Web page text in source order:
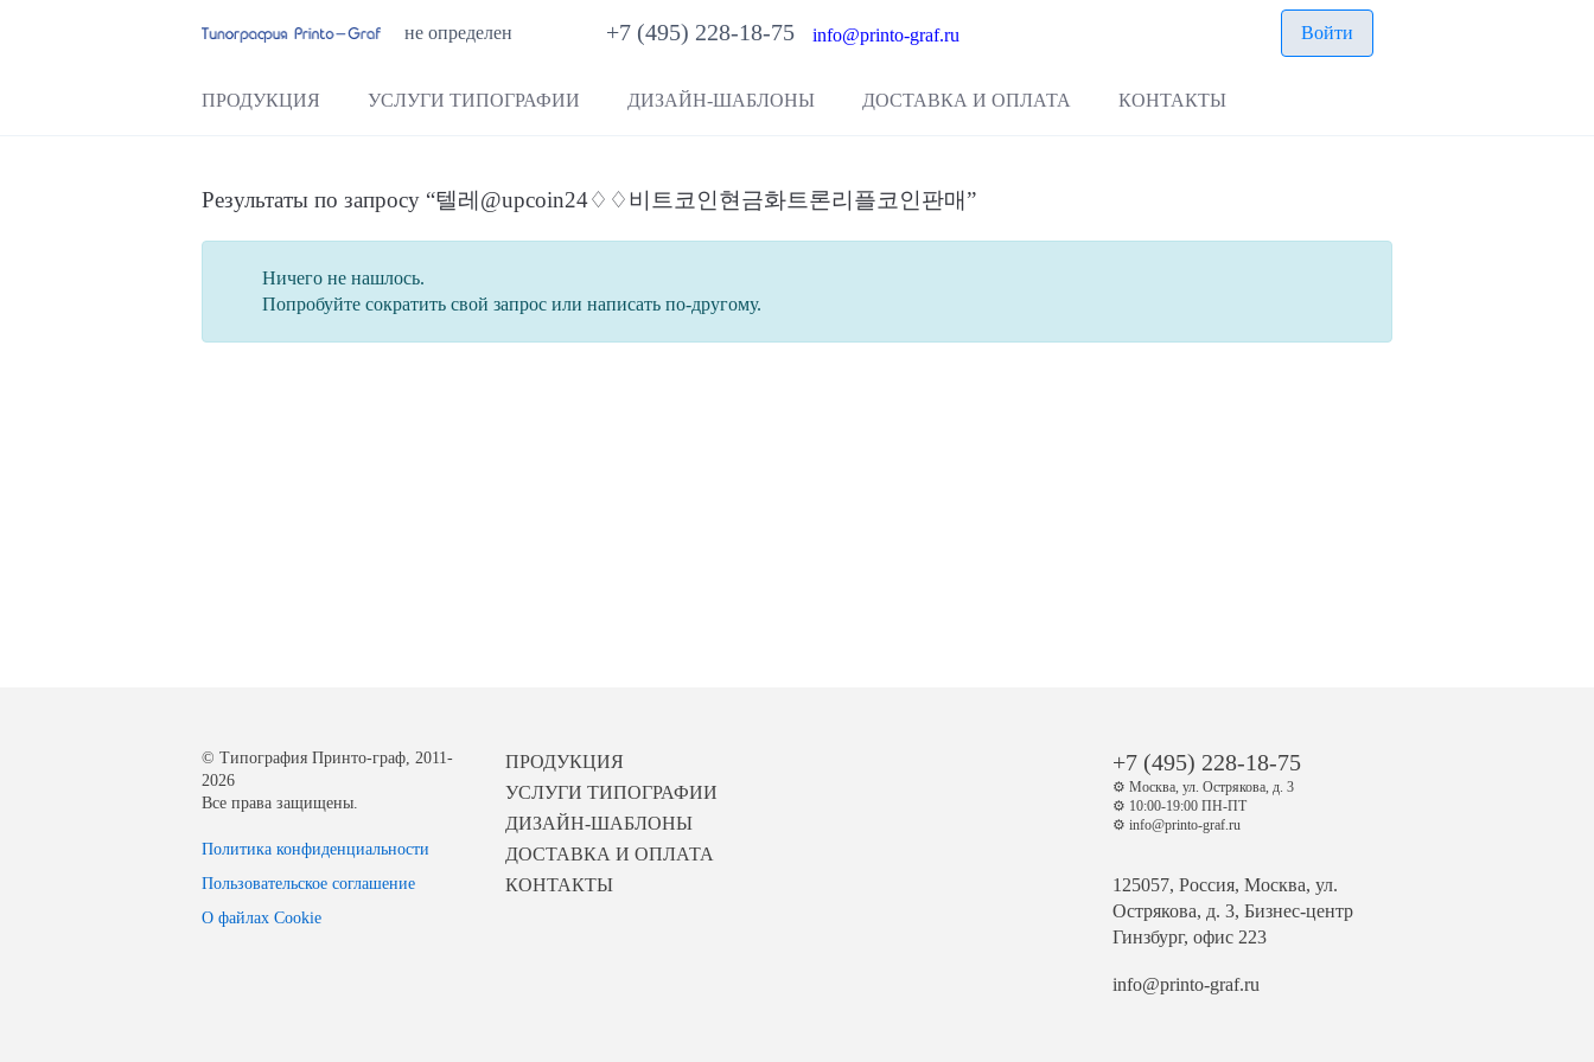
не определен +7 (495) 228-18-75info@printo-graf.ru Войти
ПРОДУКЦИЯ УСЛУГИ ТИПОГРАФИИ ДИЗАЙН-ШАБЛОНЫ ДОСТАВКА И ОПЛАТА КОНТАКТЫ
Результаты по запросу “텔레@upcoin24♢♢비트코인현금화트론리플코인판매”
Ничего не нашлось.
Попробуйте сократить свой запрос или написать по-другому.
© Типография Принто-граф, 2011-
2026
Все права защищены.
Политика конфиденциальности
Пользовательское соглашение
О файлах Cookie
ПРОДУКЦИЯ
УСЛУГИ ТИПОГРАФИИ
ДИЗАЙН-ШАБЛОНЫ
ДОСТАВКА И ОПЛАТА
КОНТАКТЫ
+7 (495) 228-18-75
⚙️ Москва, ул. Острякова, д. 3
⚙️ 10:00-19:00 ПН-ПТ
⚙️ info@printo-graf.ru
125057, Россия, Москва, ул.
Острякова, д. 3, Бизнес-центр
Гинзбург, офис 223
info@printo-graf.ru